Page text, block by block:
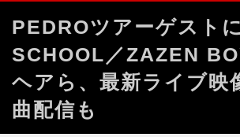
PEDROツアーゲスト
SCHOOL／ZAZEN
ヘアら、最新ライブ映
曲配信も